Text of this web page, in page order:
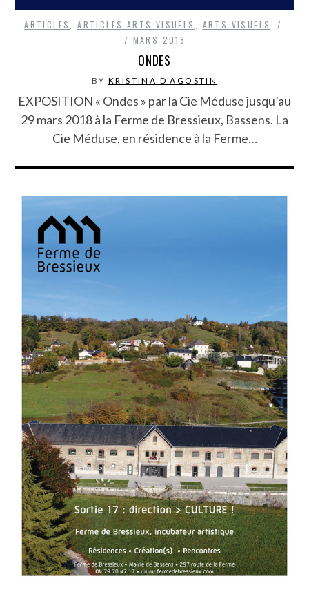
ARTICLES ,ARTICLES ARTS VISUELS
ARTS VISUELS
7 MARS 2018
ONDES
BY KRISTINA D'AGOSTIN
EXPOSITION « Ondes » par la Cie Méduse jusqu’au
29 mars 2018 à la Ferme de Bressieux, Bassens. La
Cie Méduse, en résidence à la Ferme…